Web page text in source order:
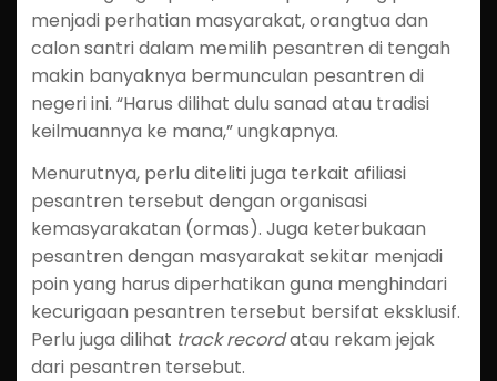
menjadi perhatian masyarakat, orangtua dan
calon santri dalam memilih pesantren di tengah
makin banyaknya bermunculan pesantren di
negeri ini. “Harus dilihat dulu sanad atau tradisi
keilmuannya ke mana,” ungkapnya.
Menurutnya, perlu diteliti juga terkait afiliasi
pesantren tersebut dengan organisasi
kemasyarakatan (ormas). Juga keterbukaan
pesantren dengan masyarakat sekitar menjadi
poin yang harus diperhatikan guna menghindari
kecurigaan pesantren tersebut bersifat eksklusif.
Perlu juga dilihat track recordatau rekam jejak
dari pesantren tersebut.